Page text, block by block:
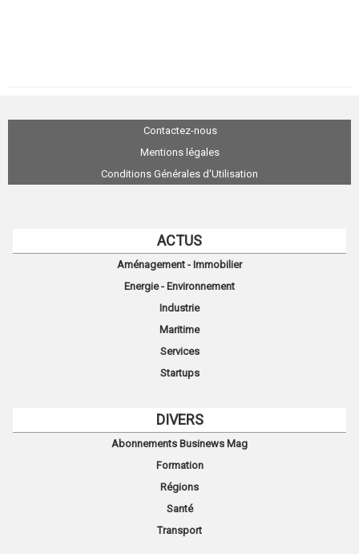
Contactez-nous
Mentions légales
Conditions Générales d'Utilisation
ACTUS
Aménagement - Immobilier
Energie - Environnement
Industrie
Maritime
Services
Startups
DIVERS
Abonnements Businews Mag
Formation
Régions
Santé
Transport